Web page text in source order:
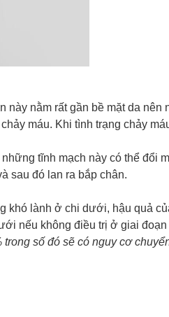
nằm rất gần bề mặt da nên
máu. Khi tình trạng chảy
tĩnh mạch này có thể đổi
sau đó lan ra bắp chân.
khó lành ở chi dưới, hậu quả
nếu không điều trị ở giai
số đó sẽ có nguy cơ